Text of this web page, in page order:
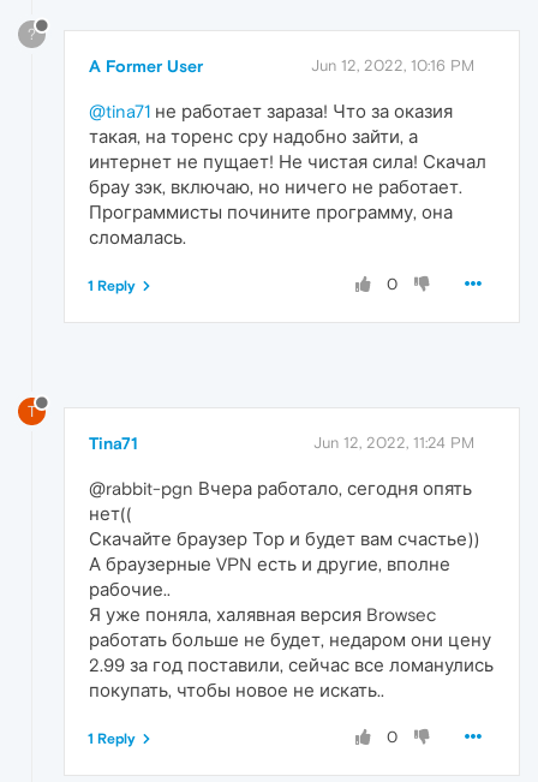
?
A Former User Jun 12, 2022, 10:16 PM
@tina71 не работает зараза! Что за оказия
такая, на торенс сру надобно зайти, а
интернет не пущает! Не чистая сила! Скачал
брау зэк, включаю, но ничего не работает.
Программисты почините программу, она
сломалась.
0
1 Reply
T
Tina71 Jun 12, 2022, 11:24 PM
@rabbit-pgn Вчера работало, сегодня опять
нет((
Скачайте браузер Тор и будет вам счастье))
А браузерные VPN есть и другие, вполне
рабочие..
Я уже поняла, халявная версия Browsec
работать больше не будет, недаром они цену
2.99 за год поставили, сейчас все ломанулись
покупать, чтобы новое не искать..
0
1 Reply